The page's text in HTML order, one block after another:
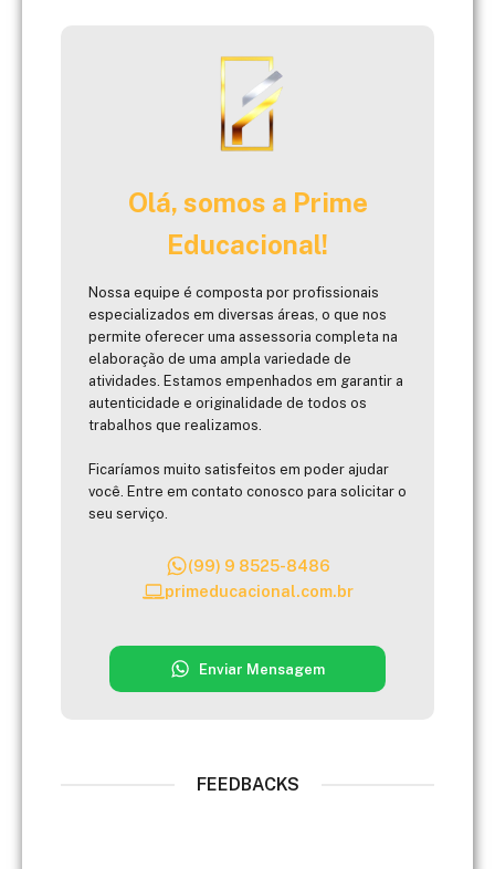
Olá, somos a Prime
Educacional!
Nossa equipe é composta por profissionais
especializados em diversas áreas, o que nos
permite oferecer uma assessoria completa na
elaboração de uma ampla variedade de
atividades. Estamos empenhados em garantir a
autenticidade e originalidade de todos os
trabalhos que realizamos.
Ficaríamos muito satisfeitos em poder ajudar
você. Entre em contato conosco para solicitar o
seu serviço.
(99) 9 8525-8486
primeducacional.com.br
Enviar Mensagem
FEEDBACKS